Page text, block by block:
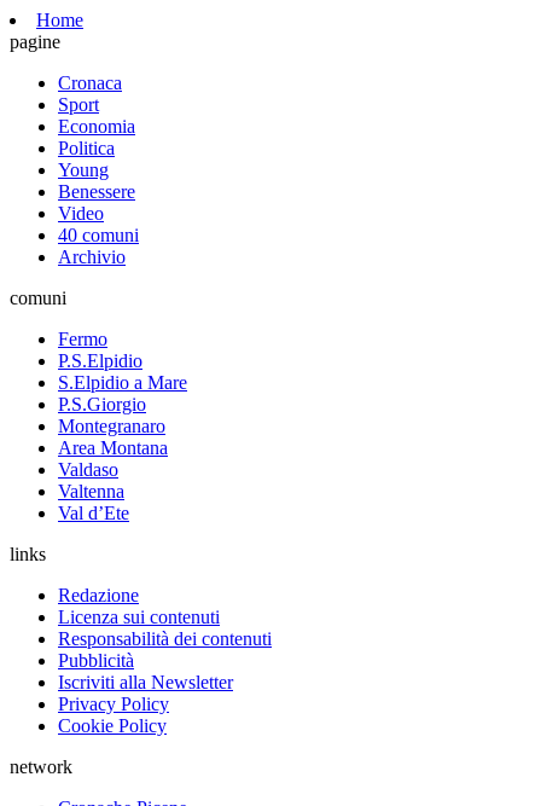
Home
pagine
Cronaca
Sport
Economia
Politica
Young
Benessere
Video
40 comuni
Archivio
comuni
Fermo
P.S.Elpidio
S.Elpidio a Mare
P.S.Giorgio
Montegranaro
Area Montana
Valdaso
Valtenna
Val d’Ete
links
Redazione
Licenza sui contenuti
Responsabilità dei contenuti
Pubblicità
Iscriviti alla Newsletter
Privacy Policy
Cookie Policy
network